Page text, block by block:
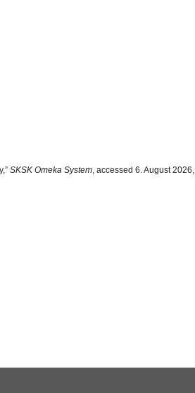
SKSK Omeka System, accessed 6. August 2026,